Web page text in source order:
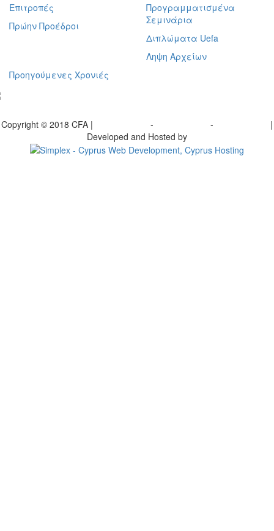
Επιτροπές
Πρώην Προέδροι
Προγραμματισμένα
Σεμινάρια
Διπλώματα Uefa
Ληψη Αρχείων
Προηγούμενες Χρονιές
Copyright © 2018 CFA | - -
|
Developed and Hosted by